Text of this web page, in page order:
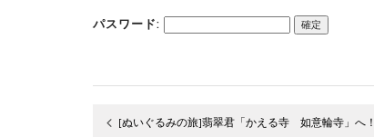
パスワード:
[ぬいぐるみの旅]翡翠君「かえる寺 如意輪寺」へ！